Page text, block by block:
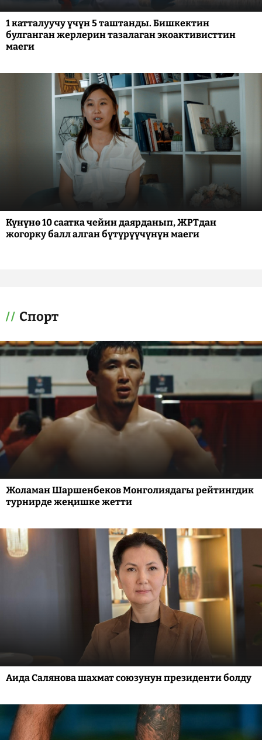
1 катталуучу үчүн 5 таштанды. Бишкектин
булганган жерлерин тазалаган экоактивисттин
маеги
Күнүнө 10 саатка чейин даярданып, ЖРТдан
жогорку балл алган бүтүрүүчүнүн маеги
Спорт
Жоламан Шаршенбеков Монголиядагы рейтингдик
турнирде жеңишке жетти
Аида Салянова шахмат союзунун президенти болду